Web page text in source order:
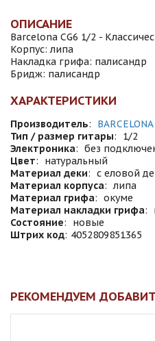
ОПИСАНИЕ
Barcelona CG6 1/2 -
Корпус: липа
Накладка грифа: палисандр
Бридж: палисандр
ХАРАКТЕРИСТИКИ
Производитель:
BARCELONA
Тип / размер гитары:
1/2
Электроника: без
Цвет:
натуральный
Материал деки: с еловой
Материал корпуса: липа
Материал грифа: окуме
Материал накладки грифа:
Состояние:
новые
Штрих код: 4052809851365
РЕКОМЕНДУЕМ